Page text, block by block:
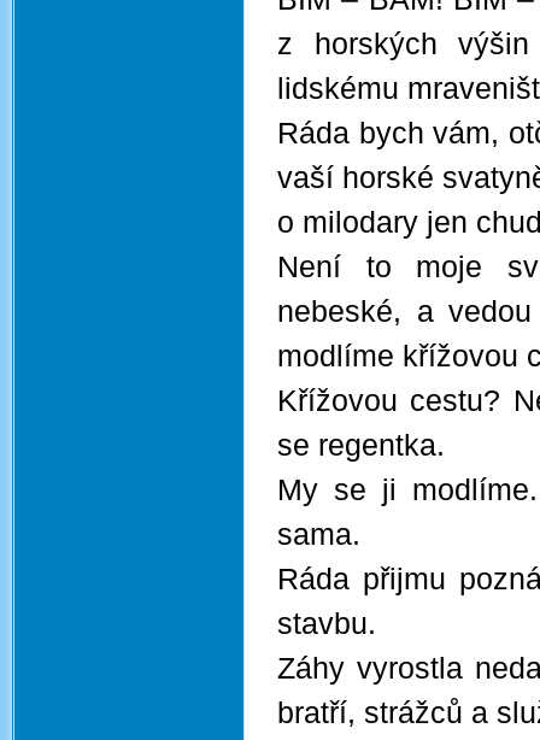
z horských
lidskému
Ráda bych vám,
vaší horské
o milodary jen
Není to moje
nebeské, a
modlíme křížovou
Křížovou cestu?
se regentka.
My se ji
sama.
Ráda přijmu
stavbu.
Záhy vyrostla
bratří, strážců a